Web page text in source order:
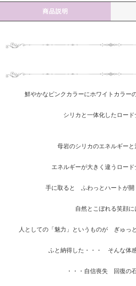
商品説明
鮮やかなピンクカラーにホワイトカラー
シリカと一体化したロード
母岩のシリカのエネルギー
エネルギーが大きく違うロード
手に取ると ふわっとハートが開
自然とこぼれる笑顔
人としての「魅力」というものが ぎゅっ
ふと納得した・・・ そんな体感
・・・自信喪失 回復の